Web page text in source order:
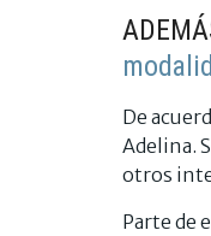
De
Adelina.
otros
Parte de